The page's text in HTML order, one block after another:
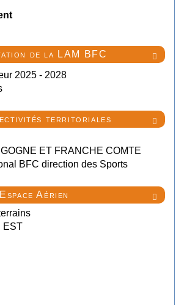

de la LAM BFC
2025 - 2028

territoriales
ET FRANCHE COMTE
BFC direction des Sports

Espace Aérien
EST